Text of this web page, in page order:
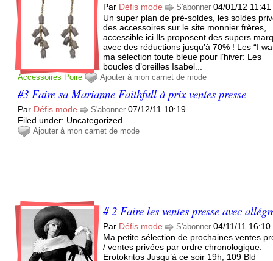
Par Défis mode S'abonner 04/01/12 11:41
Un super plan de pré-soldes, les soldes
des accessoires sur le site monnier frères,
accessible ici Ils proposent des supers
avec des réductions jusqu’à 70% ! Les “I
ma sélection toute bleue pour l’hiver: Les
boucles d’oreilles Isabel...
Accessoires Poire Ajouter à mon carnet de mode
#3 Faire sa Marianne Faithfull à prix ventes presse
Par Défis mode S'abonner 07/12/11 10:19
Filed under: Uncategorized
Ajouter à mon carnet de mode
# 2 Faire les ventes presse avec
Par Défis mode S'abonner 04/11/11 16:10
Ma petite sélection de prochaines ventes
/ ventes privées par ordre chronologique:
Erotokritos Jusqu’à ce soir 19h, 109 Bld